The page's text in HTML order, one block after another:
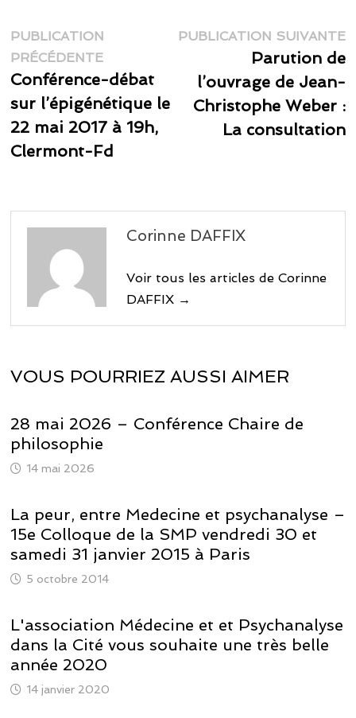
Navigation
de
l’article
PUBLICATION
PRÉCÉDENTEPublication
précédente :
Conférence-débat
sur l’épigénétique le
22 mai 2017 à 19h,
Clermont-Fd
PUBLICATION SUIVANTE
Parution de
l’ouvrage de Jean-
Christophe Weber :
La consultation
Corinne DAFFIX
Voir tous les articles de Corinne
DAFFIX →
VOUS POURRIEZ AUSSI AIMER
28 mai 2026 – Conférence Chaire de
philosophie
14 mai 2026
La peur, entre Medecine et psychanalyse –
15e Colloque de la SMP vendredi 30 et
5 octobre 2014
L'association Médecine et et Psychanalyse
dans la Cité vous souhaite une très belle
année 2020
14 janvier 2020